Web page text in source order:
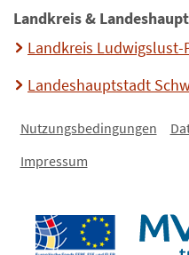
Landkreis &
Landkreis Ludwigslust-
Landeshauptstadt
Nutzungsbedingungen
Impressum